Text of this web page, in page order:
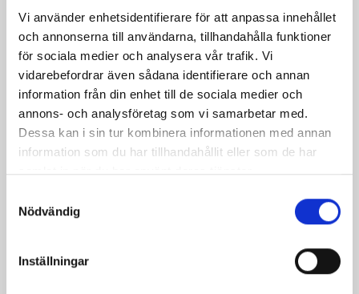
Vi använder enhetsidentifierare för att anpassa innehållet
och annonserna till användarna, tillhandahålla funktioner
för sociala medier och analysera vår trafik. Vi
vidarebefordrar även sådana identifierare och annan
information från din enhet till de sociala medier och
annons- och analysföretag som vi samarbetar med.
Dessa kan i sin tur kombinera informationen med annan
information som du har tillhandahållit eller som de har
samlat in när du har använt deras tjänster.
Nödvändig
Inställningar
Lykta Med Fönster Av Råhud
Pris
899,00 kr